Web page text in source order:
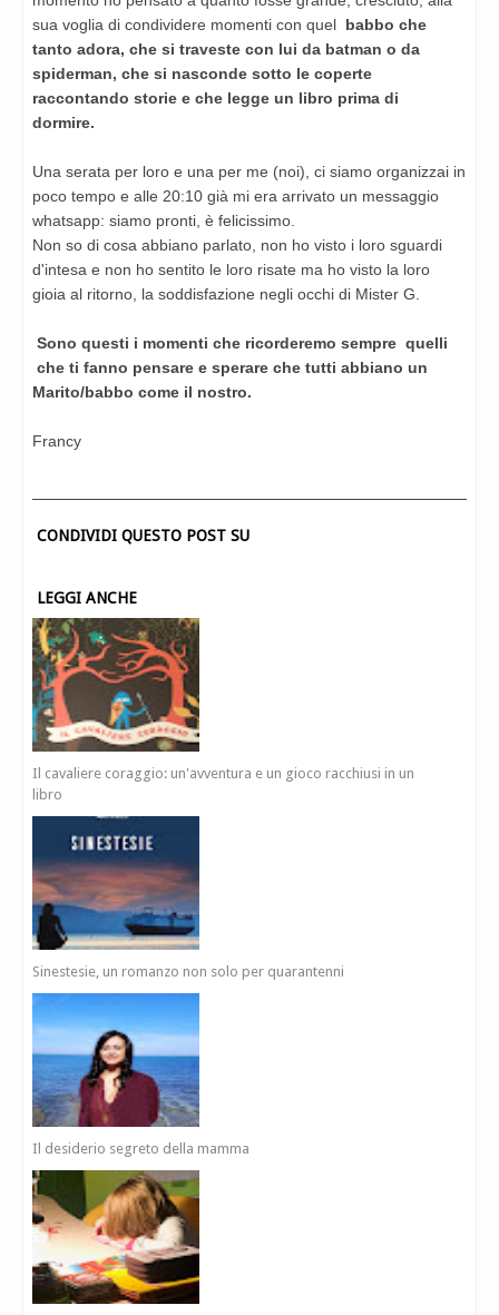
sua voglia di condividere momenti con quel babbo che
tanto adora, che si traveste con lui da batman o da
spiderman, che si nasconde sotto le coperte
raccontando storie e che legge un libro prima di
dormire.
Una serata per loro e una per me (noi), ci siamo organizzai in
poco tempo e alle 20:10 già mi era arrivato un messaggio
whatsapp: siamo pronti, è felicissimo.
Non so di cosa abbiano parlato, non ho visto i loro sguardi
d'intesa e non ho sentito le loro risate ma ho visto la loro
gioia al ritorno, la soddisfazione negli occhi di Mister G.
Sono questi i momenti che ricorderemo sempre quelli
che ti fanno pensare e sperare che tutti abbiano un
Marito/babbo come il nostro.
Francy
CONDIVIDI QUESTO POST SU
LEGGI ANCHE
Il cavaliere coraggio: un'avventura e un gioco racchiusi in un
libro
Sinestesie, un romanzo non solo per quarantenni
Il desiderio segreto della mamma